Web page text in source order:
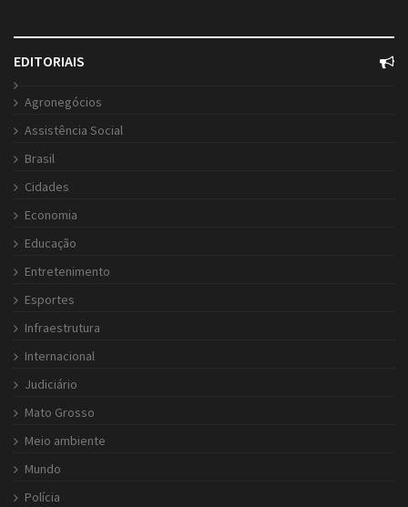
EDITORIAIS
Agronegócios
Assistência Social
Brasil
Cidades
Economia
Educação
Entretenimento
Esportes
Infraestrutura
Internacional
Judiciário
Mato Grosso
Meio ambiente
Mundo
Polícia